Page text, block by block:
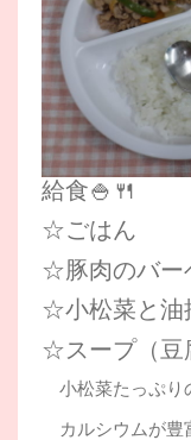
給食🍚🍴
☆ごはん
☆豚肉のバー
☆小松菜と油
☆スープ（豆
小松菜たっぷり
カルシウムが豊